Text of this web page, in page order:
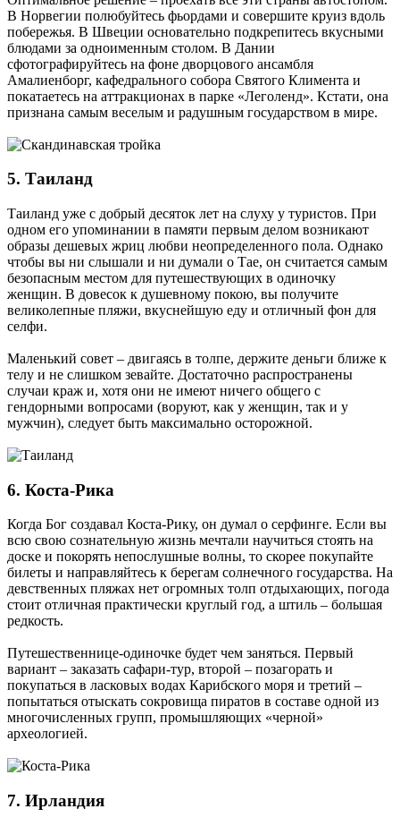
В Норвегии полюбуйтесь фьордами и совершите круиз вдоль
побережья. В Швеции основательно подкрепитесь вкусными
блюдами за одноименным столом. В Дании
сфотографируйтесь на фоне дворцового ансамбля
Амалиенборг, кафедрального собора Святого Климента и
покатаетесь на аттракционах в парке «Леголенд». Кстати, она
признана самым веселым и радушным государством в мире.
5. Таиланд
Таиланд уже с добрый десяток лет на слуху у туристов. При
одном его упоминании в памяти первым делом возникают
образы дешевых жриц любви неопределенного пола. Однако
чтобы вы ни слышали и ни думали о Тае, он считается самым
безопасным местом для путешествующих в одиночку
женщин. В довесок к душевному покою, вы получите
великолепные пляжи, вкуснейшую еду и отличный фон для
селфи.
Маленький совет – двигаясь в толпе, держите деньги ближе к
телу и не слишком зевайте. Достаточно распространены
случаи краж и, хотя они не имеют ничего общего с
гендорными вопросами (воруют, как у женщин, так и у
мужчин), следует быть максимально осторожной.
6. Коста-Рика
Когда Бог создавал Коста-Рику, он думал о серфинге. Если вы
всю свою сознательную жизнь мечтали научиться стоять на
доске и покорять непослушные волны, то скорее покупайте
билеты и направляйтесь к берегам солнечного государства. На
девственных пляжах нет огромных толп отдыхающих, погода
стоит отличная практически круглый год, а штиль – большая
редкость.
Путешественнице-одиночке будет чем заняться. Первый
вариант – заказать сафари-тур, второй – позагорать и
покупаться в ласковых водах Карибского моря и третий –
попытаться отыскать сокровища пиратов в составе одной из
многочисленных групп, промышляющих «черной»
археологией.
7. Ирландия